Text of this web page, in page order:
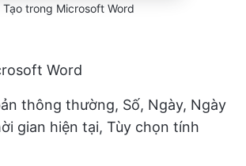
Tạo trong Microsoft Word
Word
thông thường, Số, Ngày, Ngày
gian hiện tại, Tùy chọn tính